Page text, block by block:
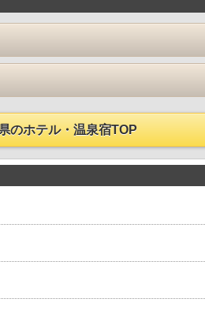
のホテル・温泉宿TOP